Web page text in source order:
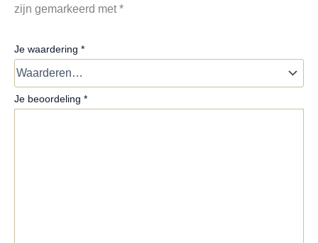
zijn gemarkeerd met*
Je waardering *
Je beoordeling *